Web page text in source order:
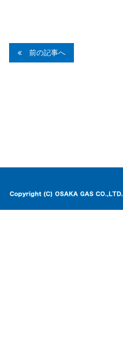
前の記事へ